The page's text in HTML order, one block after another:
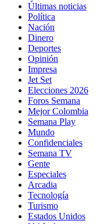
Últimas noticias
Política
Nación
Dinero
Deportes
Opinión
Impresa
Jet Set
Elecciones 2026
Foros Semana
Mejor Colombia
Semana Play
Mundo
Confidenciales
Semana TV
Gente
Especiales
Arcadia
Tecnología
Turismo
Estados Unidos